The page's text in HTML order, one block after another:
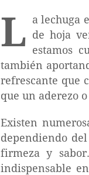
L a lechuga
de hoja
estamos
también
refrescante que
que un aderezo
Existen
dependiendo
firmeza y
indispensable